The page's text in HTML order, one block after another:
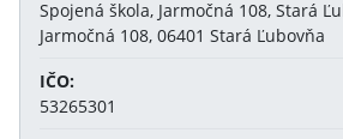
Spojená škola, Jarmočná 108, Stará
Jarmočná 108, 06401 Stará Ľubovňa
IČO:
53265301